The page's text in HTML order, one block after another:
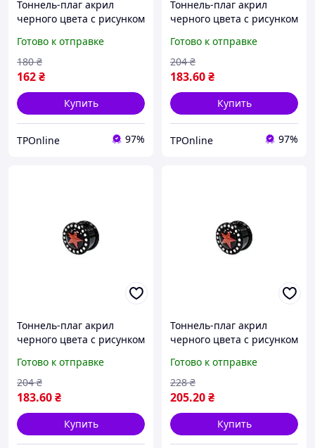
Тоннель-плаг акрил
черного цвета с рисунком
стразами по контуру 8мм
UFTNJ04
Готово к отправке
162₴
180 ₴
Купить
TPOnline 97%
Тоннель-плаг акрил
черного цвета с рисунком
стразами по контуру
10мм UFTNJ04
Готово к отправке
183.60₴
204 ₴
Купить
TPOnline 97%
Тоннель-плаг акрил
черного цвета с рисунком
стразами по контуру
12мм UFTNJ04
Готово к отправке
183.60₴
204 ₴
Купить
Тоннель-плаг акрил
черного цвета с рисунком
стразами по контуру
14мм UFTNJ04
Готово к отправке
205.20₴
228 ₴
Купить